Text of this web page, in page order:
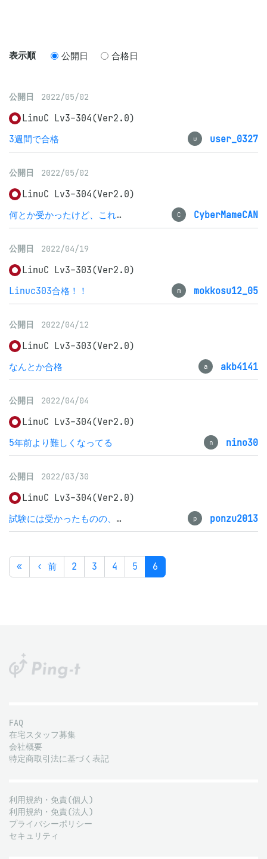
表示順 公開日 合格日
公開日 2022/05/02
LinuC Lv3-304(Ver2.0)
3週間で合格
u user_0327
公開日 2022/05/02
LinuC Lv3-304(Ver2.0)
何とか受かったけど、これから実機で実践、精進します
C CyberMameCAN
公開日 2022/04/19
LinuC Lv3-303(Ver2.0)
Linuc303合格！！
m mokkosu12_05
公開日 2022/04/12
LinuC Lv3-303(Ver2.0)
なんとか合格
a akb4141
公開日 2022/04/04
LinuC Lv3-304(Ver2.0)
5年前より難しくなってる
n nino30
公開日 2022/03/30
LinuC Lv3-304(Ver2.0)
試験には受かったものの、実務レベルに耐えうる知識なの？と言われると、まだまだだな。これから精進します。
p ponzu2013
« ‹ 前 2 3 4 5 6
FAQ
在宅スタッフ募集
会社概要
特定商取引法に基づく表記
利用規約・免責(個人)
利用規約・免責(法人)
プライバシーポリシー
セキュリティ